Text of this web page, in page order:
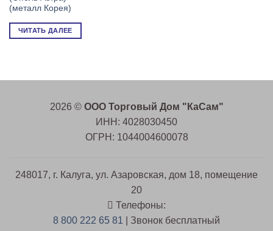
(металл Корея)
ЧИТАТЬ ДАЛЕЕ
2026 © ООО Торговый Дом "КаСам"
ИНН: 4028030450
ОГРН: 1044004600078
248017, г. Калуга, ул. Азаровская, дом 18, помещение
20
Телефоны:
8 800 222 65 81 | Звонок бесплатный